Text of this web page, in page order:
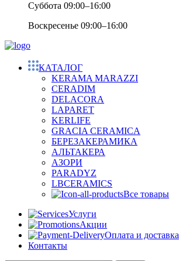
Суббота 09:00–16:00
Воскресенье 09:00–16:00
КАТАЛОГ
KERAMA MARAZZI
CERADIM
DELACORA
LAPARET
KERLIFE
GRACIA CERAMICA
БЕРЕЗАКЕРАМИКА
АЛЬТАКЕРА
АЗОРИ
PARADYZ
LBCERAMICS
Все товары
Услуги
Акции
Оплата и доставка
Контакты